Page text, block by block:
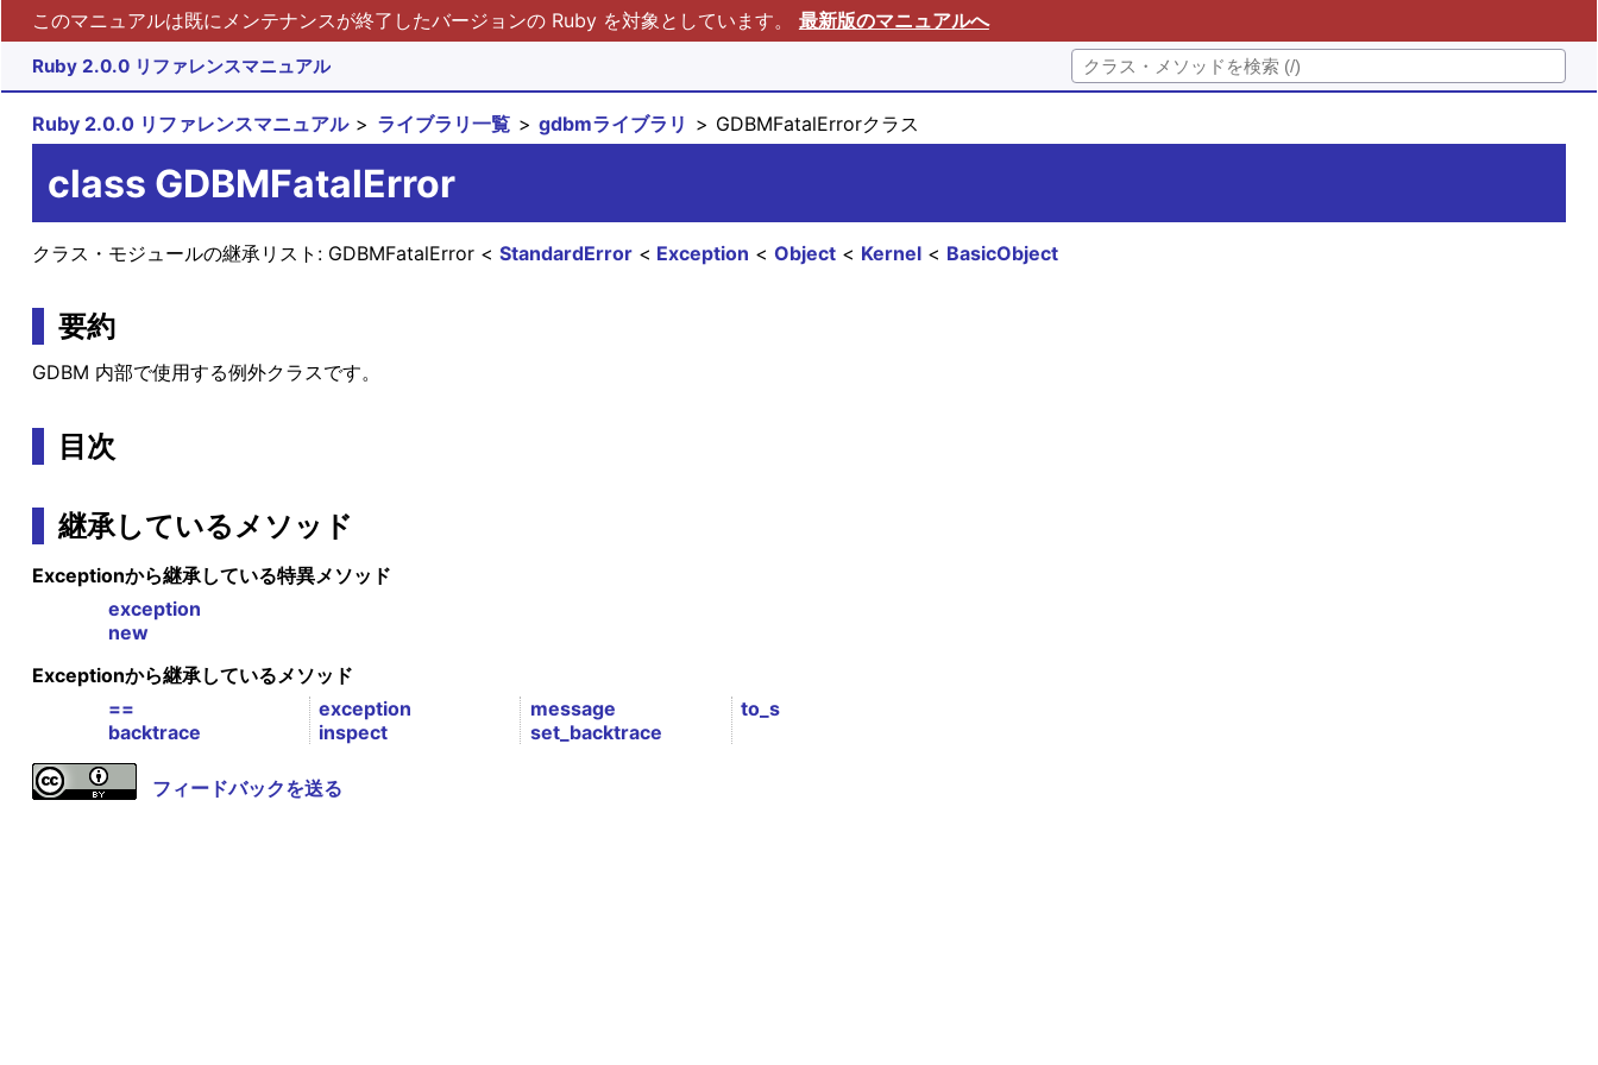
このマニュアルは既にメンテナンスが終了したバージョンの Ruby を対象としています。 最新版のマニュアルへ
Ruby 2.0.0 リファレンスマニュアル
Ruby 2.0.0 リファレンスマニュアル ライブラリ一覧 gdbmライブラリ GDBMFatalErrorクラス
class GDBMFatalError
クラス・モジュールの継承リスト: BasicObject
Kernel
Object
Exception
StandardError
GDBMFatalError
要約
GDBM 内部で使用する例外クラスです。
目次
継承しているメソッド
Exceptionから継承している特異メソッド
exception
new
Exceptionから継承しているメソッド
==
backtrace
exception
inspect
message
set_backtrace
to_s
フィードバックを送る